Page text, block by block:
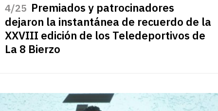
/25 Premiados y patrocinadores
dejaron la instantánea de recuerdo de la
XXVIII edición de los Teledeportivos de
La 8 Bierzo